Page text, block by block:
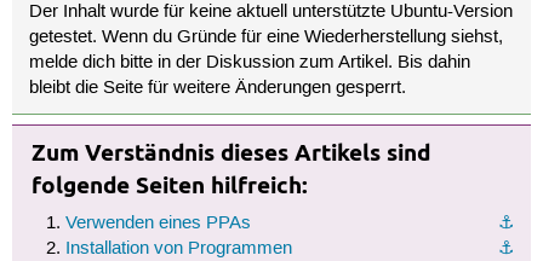
Der Inhalt wurde für keine aktuell unterstützte Ubuntu-Version
getestet. Wenn du Gründe für eine Wiederherstellung siehst,
melde dich bitte in der Diskussion zum Artikel. Bis dahin
bleibt die Seite für weitere Änderungen gesperrt.
Zum Verständnis dieses Artikels sind
folgende Seiten hilfreich:
⚓︎
Verwenden eines PPAs
⚓︎
Installation von Programmen